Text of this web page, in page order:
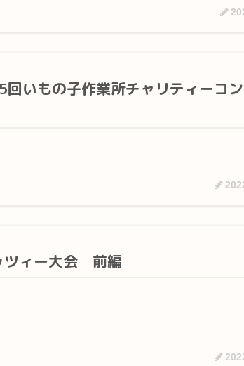
回いもの子作業所チャリティーコ
ツィー大会 前編